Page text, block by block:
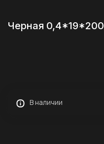
Черная 0,4*19*200
В наличии